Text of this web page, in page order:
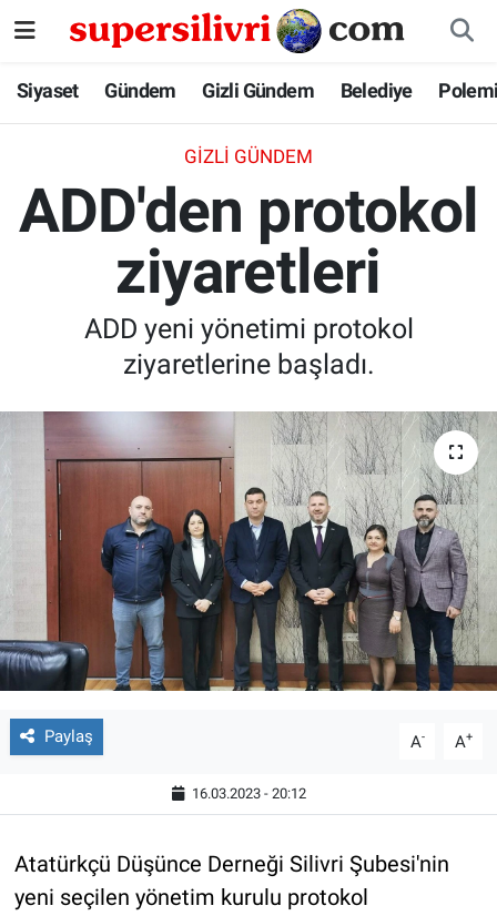
Siyaset Gündem Gizli Gündem Belediye
GIZLI GÜNDEM
ADD'den protokol
ziyaretleri
ADD yeni yönetimi protokol
ziyaretlerine başladı.
Paylaş A- A+
16.03.2023 - 20:12
Atatürkçü Düşünce Derneği Silivri Şubesi'nin
yeni seçilen yönetim kurulu protokol
Siyaset
Gizli Gündem
İstanbul Nöbetçi Eczaneler
İstanbul Hava Durumu
İstanbul Namaz Vakitleri
İstanbul Trafik Yoğunluk Haritası
Süper Lig Puan Durumu ve Fikstür
Tüm Manşetler
Son Dakika Haberleri
Haber Arşivi